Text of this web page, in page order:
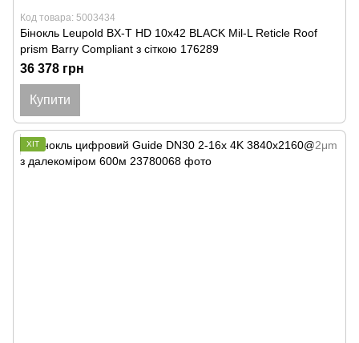
Код товара: 5003434
Бінокль Leupold BX-T HD 10x42 BLACK Mil-L Reticle Roof
prism Barry Compliant з сіткою 176289
36 378 грн
Купити
ХІТ